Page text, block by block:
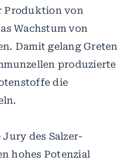
Produktion von
Wachstum von
Damit gelang Greten
produzierte
die
des Salzer-
hohes Potenzial